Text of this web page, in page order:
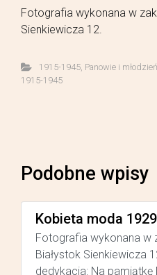
Fotografia wykonana w
Sienkiewicza 12.
1915-1945, Panowie i
1915-1945
Podobne wpisy
Kobieta moda
Fotografia wykonana w
Białystok Sienkiewicza
dedykacja: Na